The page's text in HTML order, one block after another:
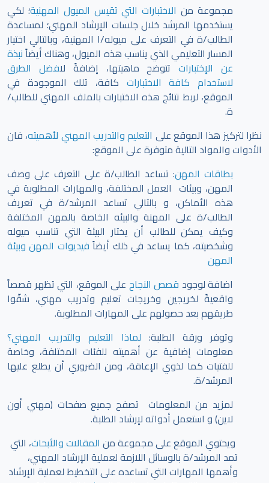
مجموعة من الاختبارات التي تقيس الميول المهنية؛ لكي
يستخدمها المرشد خلال جلسات الإرشاد المهني؛ لمساعدة
الطالب/ة في التعرف على ميوله/ا المهنية، وبالتالي اختيار
المسار التعليمي الذي يناسب هذه الميول، وهناك أيضاًنبذة
عن الإختباراتتتوضح ماهيتها، إضافةً لافضل الطرق
لاستخدام كافة الاختبارات كافة، تلك الموجودة في
الموقع، لربط نتائج هذه الاختبارات بالملف المهني للطالب/
ة.
نظرا لتركيز هذا الموقع على التعليم والتدريب المهني لأهميته، فان
الأدوات والمواد التالية متوفرة على الموقع:
بطاقات المهن: تساعد الطالب/ة على التعرف على وصف
المهن، وبيئات العمل المختلفة، والمهارات المطلوبة في
هذه الأماكن، و بالتالي تساعد المرشد/ة في تعريف
الطالب/ة على المهنة والبيئه الخاصة بالمهن المختلفة
وكيف يمكن للطالب أن يختار البيئة التي تناسب ميوله
وشخصيته، كما يساعد في ذلك أيضاً فيديوات المهن وبيئة
المهن
اضافة لوجود قصص النجاح على الموقع، التي تظهر قصصاً
واقعيةً لخريجين وخريجات تعليم وتدريب مهني، شقّوا
طريقهم بعد حصولهم على المهارات المطلوبة.
وتوفر ورقة الطلبة: لماذا التعليم والتدريب المهني؟
معلومات إضافية عن أهميته للفئات المختلفة، وخاصة
للفتيات كما لذوي الإعاقة، ومن الضروري أن يطلع عليها
المرشد/ة.
لمزيد من المعلومات تصفح جميع صفحات (مهني أون
لاين) و استعمل أدواته لإرشاد الطلبة.
ويحتوي الموقع على مجموعة من المقالات والأبحاث، التي
تمد المرشد/ة بالوسائل اللازمة لعملية الإرشاد المهني،
وأهمها المهارات التي تساعده على التخطيط لعملية الإرشاد